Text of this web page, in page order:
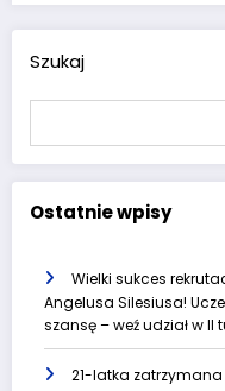
Szukaj
Ostatnie wpisy
Wielki sukces
Angelusa Silesiusa!
szansę – weź udział w II
21-latka